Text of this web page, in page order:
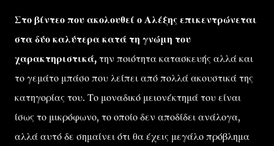
Στο βίντεο που ακολουθεί ο Αλέξης επικεντρώνεται
στα δύο καλύτερα κατά τη γνώμη του
χαρακτηριστικά, την ποιότητα κατασκευής αλλά και
το γεμάτο μπάσο που λείπει από πολλά ακουστικά της
κατηγορίας του. Το μοναδικό μειονέκτημά του είναι
ίσως το μικρόφωνο, το οποίο δεν αποδίδει ανάλογα,
αλλά αυτό δε σημαίνει ότι θα έχεις μεγάλο πρόβλημα